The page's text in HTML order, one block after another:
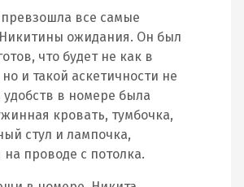
превзошла все самые
ожидания. Он был
что будет не как в
и такой аскетичности не
в номере была
кровать, тумбочка,
стул и лампочка,
проводе с потолка.